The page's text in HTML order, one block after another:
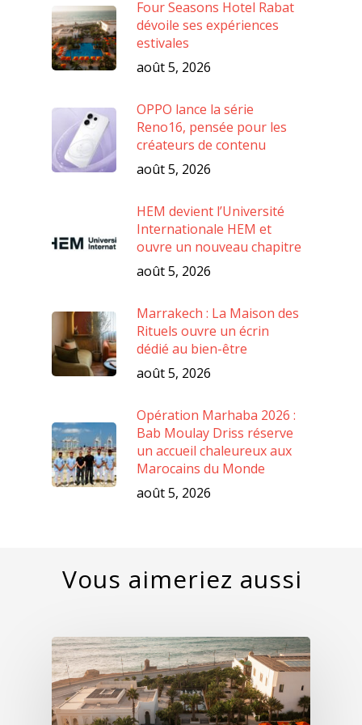
Four Seasons Hotel Rabat
dévoile ses expériences
estivales
août 5, 2026
OPPO lance la série
Reno16, pensée pour les
créateurs de contenu
août 5, 2026
HEM devient l’Université
Internationale HEM et
ouvre un nouveau chapitre
août 5, 2026
Marrakech : La Maison des
Rituels ouvre un écrin
dédié au bien-être
août 5, 2026
Opération Marhaba 2026 :
Bab Moulay Driss réserve
un accueil chaleureux aux
Marocains du Monde
août 5, 2026